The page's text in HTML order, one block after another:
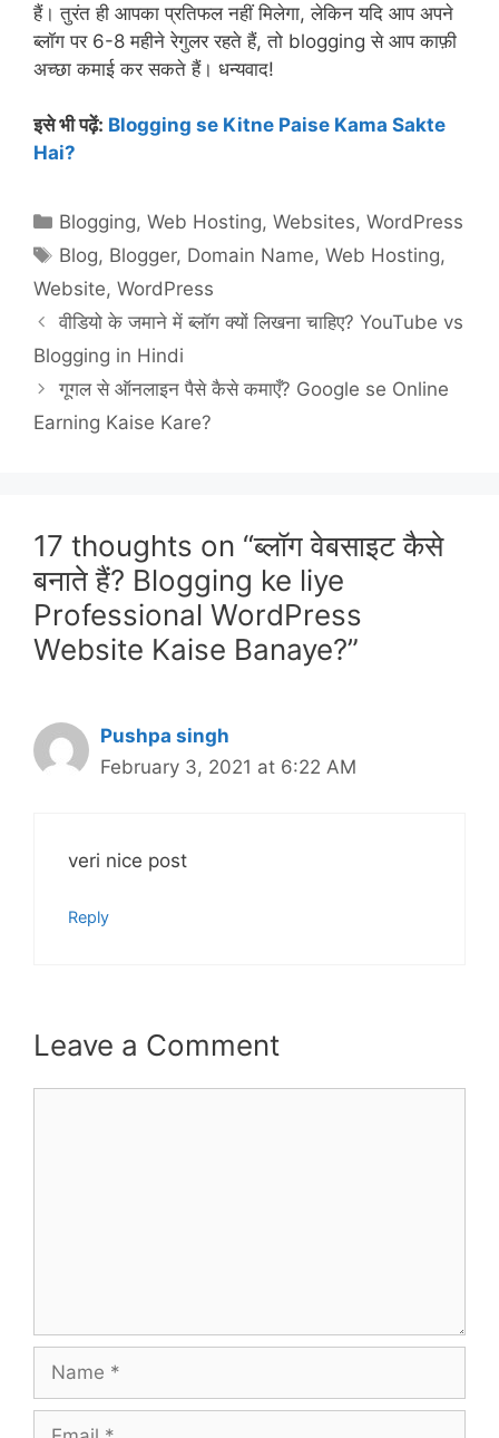
हैं। तुरंत ही आपका प्रतिफल नहीं मिलेगा, लेकिन यदि आप अपने
ब्लॉग पर 6-8 महीने रेगुलर रहते हैं, तो blogging से आप काफ़ी
अच्छा कमाई कर सकते हैं। धन्यवाद!
इसे भी पढ़ें: Blogging se Kitne Paise Kama Sakte
Hai?
Categories
Blogging,Web Hosting,Websites,WordPress
Tags
Blog, Blogger, Domain Name,Web Hosting,
Website, WordPress
वीडियो के जमाने में ब्लॉग क्यों लिखना चाहिए? YouTube vs
Blogging in Hindi
गूगल से ऑनलाइन पैसे कैसे कमाएँ? Google se Online
Earning Kaise Kare?
17 thoughts on “ब्लॉग वेबसाइट कैसे
बनाते हैं? Blogging ke liye
Professional WordPress
Website Kaise Banaye?”
Pushpa singh
February 3, 2021 at 6:22 AM
veri nice post
Reply
Leave a Comment